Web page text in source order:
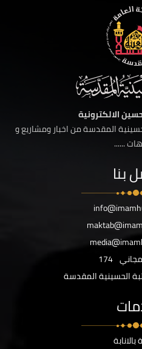
الالكترونية
المقدسة من اخبار ومشاريع و
......
بنا
174
الحسينية المقدسة
بالانابة